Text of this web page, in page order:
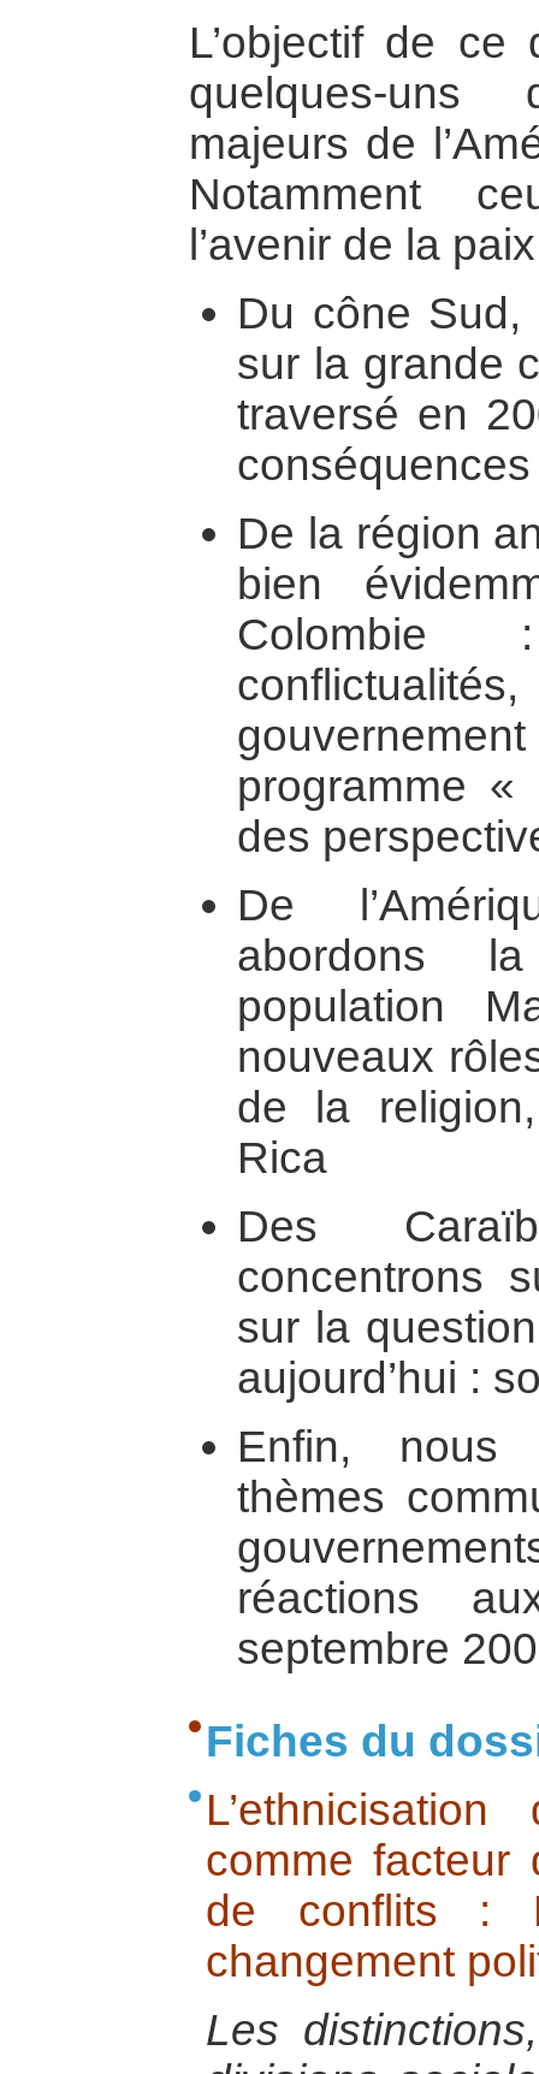
L’objectif de ce
quelques-
majeurs de
Notamment
l’avenir de la
Du cône
sur la grande
traversé en
De la région
bien
programme «
des
De
abordons
population
nouveaux
de la
Rica
Des
concentrons
sur la
aujourd’hui :
Enfin, nous
thèmes
réactions
septembre
Fiches du
comme facteur
de conflits :
changement
Les